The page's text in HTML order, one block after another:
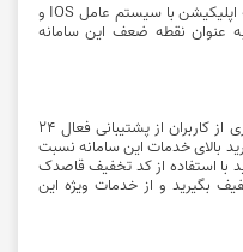
برخی کاربران عدم دسترسی به اپلیکیشن با سیستم عامل IOS و
عنوان نقطه ضعف این سامانه
در مجموع بسیاری از کاربران از پشتیبانی فعال 24
بالای خدمات این سامانه نسبت
با استفاده از کد تخفیف قاصدک
خدمات ویژه این